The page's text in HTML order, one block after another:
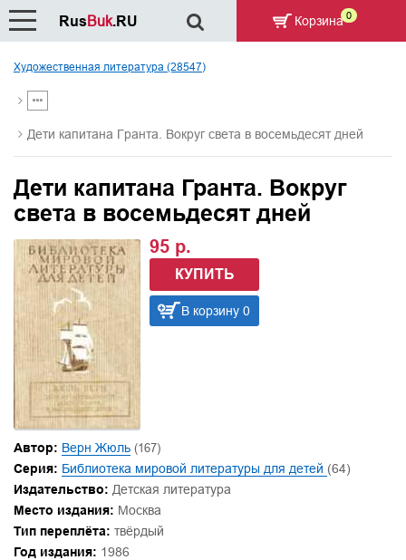
Художественная литература (28547)
Дети капитана Гранта. Вокруг света в восемьдесят дней
Дети капитана Гранта. Вокруг
света в восемьдесят дней
95 р.
КУПИТЬ
В корзину 0
Автор: Верн Жюль (167)
Серия: Библиотека мировой литературы для детей (64)
Издательство: Детская литература
Место издания: Москва
Тип переплёта: твёрдый
Год издания: 1986
RusBuk.RU Корзина 0